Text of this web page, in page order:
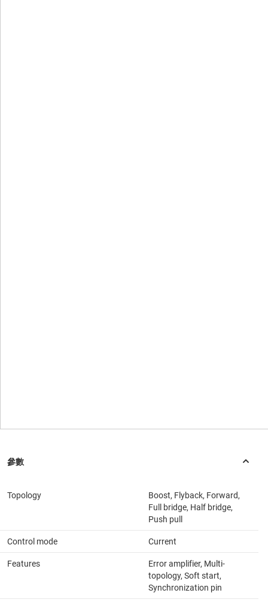
Topology
Boost, Flyback, Forward,
Full bridge, Half bridge,
Push pull
Control mode Current
Features
Error amplifier, Multi-
topology, Soft start,
Synchronization pin